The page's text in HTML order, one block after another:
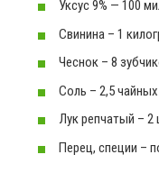
Уксус 9% — 100
Свинина – 1
Чеснок – 8
Соль – 2,5
Лук репчатый – 2
Перец, специи –